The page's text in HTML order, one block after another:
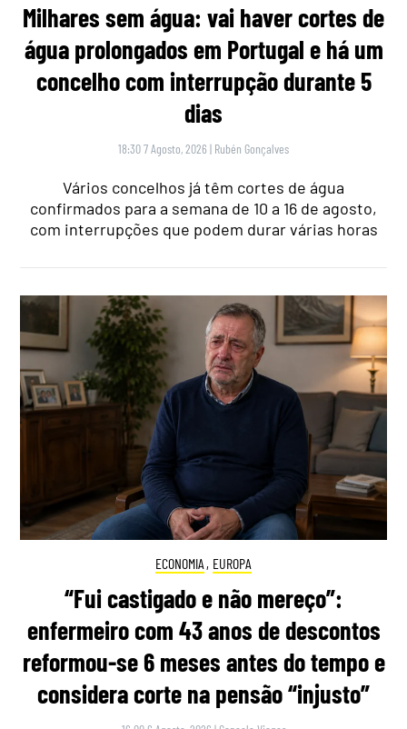
Milhares sem água: vai haver cortes de
água prolongados em Portugal e há um
concelho com interrupção durante 5
dias
18:30 7 Agosto, 2026 | Rubén Gonçalves
Vários concelhos já têm cortes de água
confirmados para a semana de 10 a 16 de agosto,
com interrupções que podem durar várias horas
ECONOMIA , EUROPA
“Fui castigado e não mereço”:
enfermeiro com 43 anos de descontos
reformou-se 6 meses antes do tempo e
considera corte na pensão “injusto”